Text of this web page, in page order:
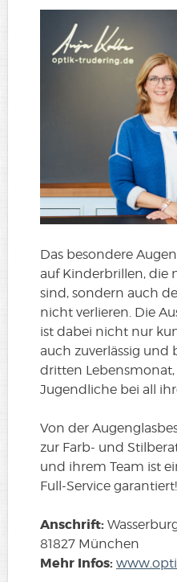
Das besondere
auf Kinderbrillen, die
sind, sondern auch
nicht verlieren. Die
ist dabei nicht nur
auch zuverlässig und
dritten
Jugendliche bei all
Von der
zur Farb- und
und ihrem Team ist
Full-Service garantiert!
Anschrift:
81827 München
Mehr Infos: